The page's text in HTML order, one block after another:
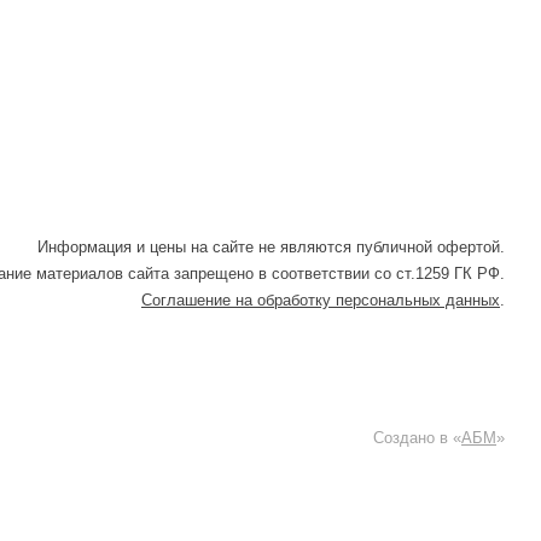
Информация и цены на сайте не являются публичной офертой.
материалов сайта запрещено в соответствии со ст.1259 ГК РФ.
Соглашение на обработку персональных данных.
Создано в «АБМ »